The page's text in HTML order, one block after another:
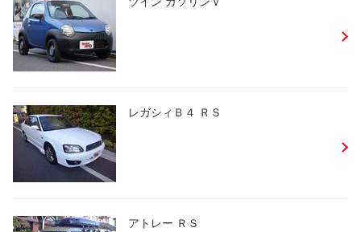
レガシィＢ４ ＲＳ
アトレー ＲＳ